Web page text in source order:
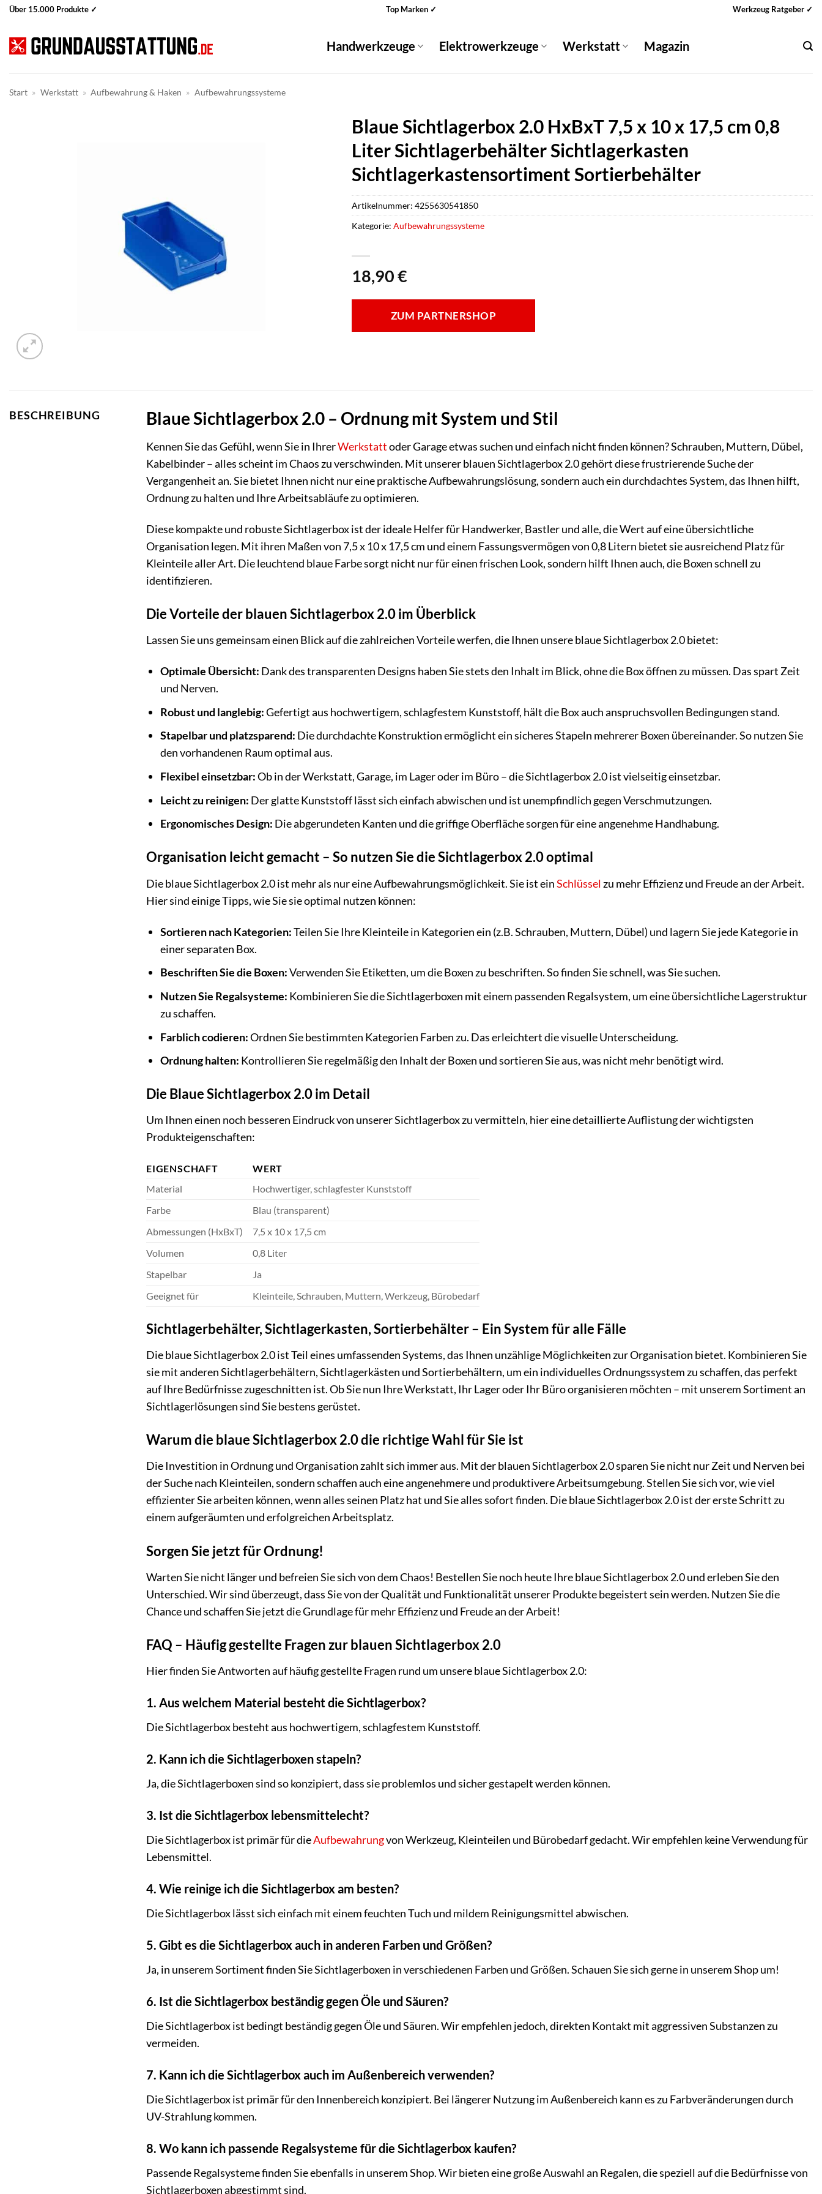
Zum
springen
Über 15.000 Produkte ✓ Top Marken ✓ Werkzeug Ratgeber ✓
Handwerkzeuge Elektrowerkzeuge Werkstatt Magazin
Start » Werkstatt » Aufbewahrung & Haken » Aufbewahrungssysteme
Blaue Sichtlagerbox 2.0 HxBxT 7,5 x 10 x 17,5 cm 0,8
Liter Sichtlagerbehälter Sichtlagerkasten
Sichtlagerkastensortiment Sortierbehälter
18,90€
ZUM PARTNERSHOP
Artikelnummer: 4255630541850
Kategorie: Aufbewahrungssysteme
BESCHREIBUNG Blaue Sichtlagerbox 2.0 – Ordnung mit System und Stil
Kennen Sie das Gefühl, wenn Sie in IhrerWerkstattoder Garage etwas suchen und einfach nicht finden können? Schrauben, Muttern, Dübel,
Kabelbinder – alles scheint im Chaos zu verschwinden. Mit unserer blauen Sichtlagerbox 2.0 gehört diese frustrierende Suche der
Vergangenheit an. Sie bietet Ihnen nicht nur eine praktische Aufbewahrungslösung, sondern auch ein durchdachtes System, das Ihnen hilft,
Ordnung zu halten und Ihre Arbeitsabläufe zu optimieren.
Diese kompakte und robuste Sichtlagerbox ist der ideale Helfer für Handwerker, Bastler und alle, die Wert auf eine übersichtliche
Organisation legen. Mit ihren Maßen von 7,5 x 10 x 17,5 cm und einem Fassungsvermögen von 0,8 Litern bietet sie ausreichend Platz für
Kleinteile aller Art. Die leuchtend blaue Farbe sorgt nicht nur für einen frischen Look, sondern hilft Ihnen auch, die Boxen schnell zu
identifizieren.
Die Vorteile der blauen Sichtlagerbox 2.0 im Überblick
Lassen Sie uns gemeinsam einen Blick auf die zahlreichen Vorteile werfen, die Ihnen unsere blaue Sichtlagerbox 2.0 bietet:
Optimale Übersicht: Dank des transparenten Designs haben Sie stets den Inhalt im Blick, ohne die Box öffnen zu müssen. Das spart Zeit
und Nerven.
Robust und langlebig:Gefertigt aus hochwertigem, schlagfestem Kunststoff, hält die Box auch anspruchsvollen Bedingungen stand.
Stapelbar und platzsparend: Die durchdachte Konstruktion ermöglicht ein sicheres Stapeln mehrerer Boxen übereinander. So nutzen Sie
den vorhandenen Raum optimal aus.
Flexibel einsetzbar:Ob in der Werkstatt, Garage, im Lager oder im Büro – die Sichtlagerbox 2.0 ist vielseitig einsetzbar.
Leicht zu reinigen: Der glatte Kunststoff lässt sich einfach abwischen und ist unempfindlich gegen Verschmutzungen.
Ergonomisches Design: Die abgerundeten Kanten und die griffige Oberfläche sorgen für eine angenehme Handhabung.
Organisation leicht gemacht – So nutzen Sie die Sichtlagerbox 2.0 optimal
Die blaue Sichtlagerbox 2.0 ist mehr als nur eine Aufbewahrungsmöglichkeit. Sie ist einSchlüsselzu mehr Effizienz und Freude an der Arbeit.
Hier sind einige Tipps, wie Sie sie optimal nutzen können:
Sortieren nach Kategorien:Teilen Sie Ihre Kleinteile in Kategorien ein (z.B. Schrauben, Muttern, Dübel) und lagern Sie jede Kategorie in
einer separaten Box.
Beschriften Sie die Boxen:Verwenden Sie Etiketten, um die Boxen zu beschriften. So finden Sie schnell, was Sie suchen.
Nutzen Sie Regalsysteme: Kombinieren Sie die Sichtlagerboxen mit einem passenden Regalsystem, um eine übersichtliche Lagerstruktur
zu schaffen.
Farblich codieren:Ordnen Sie bestimmten Kategorien Farben zu. Das erleichtert die visuelle Unterscheidung.
Ordnung halten: Kontrollieren Sie regelmäßig den Inhalt der Boxen und sortieren Sie aus, was nicht mehr benötigt wird.
Die Blaue Sichtlagerbox 2.0 im Detail
Um Ihnen einen noch besseren Eindruck von unserer Sichtlagerbox zu vermitteln, hier eine detaillierte Auflistung der wichtigsten
Produkteigenschaften:
EIGENSCHAFT
WERT
Material
Hochwertiger, schlagfester Kunststoff
Farbe
Blau (transparent)
Abmessungen (HxBxT)
7,5 x 10 x 17,5 cm
Volumen
0,8 Liter
Stapelbar
Ja
Geeignet für
Kleinteile, Schrauben, Muttern, Werkzeug, Bürobedarf
Sichtlagerbehälter, Sichtlagerkasten, Sortierbehälter – Ein System für alle Fälle
Die blaue Sichtlagerbox 2.0 ist Teil eines umfassenden Systems, das Ihnen unzählige Möglichkeiten zur Organisation bietet. Kombinieren Sie
sie mit anderen Sichtlagerbehältern, Sichtlagerkästen und Sortierbehältern, um ein individuelles Ordnungssystem zu schaffen, das perfekt
auf Ihre Bedürfnisse zugeschnitten ist. Ob Sie nun Ihre Werkstatt, Ihr Lager oder Ihr Büro organisieren möchten – mit unserem Sortiment an
Sichtlagerlösungen sind Sie bestens gerüstet.
Warum die blaue Sichtlagerbox 2.0 die richtige Wahl für Sie ist
Die Investition in Ordnung und Organisation zahlt sich immer aus. Mit der blauen Sichtlagerbox 2.0 sparen Sie nicht nur Zeit und Nerven bei
der Suche nach Kleinteilen, sondern schaffen auch eine angenehmere und produktivere Arbeitsumgebung. Stellen Sie sich vor, wie viel
effizienter Sie arbeiten können, wenn alles seinen Platz hat und Sie alles sofort finden. Die blaue Sichtlagerbox 2.0 ist der erste Schritt zu
einem aufgeräumten und erfolgreichen Arbeitsplatz.
Sorgen Sie jetzt für Ordnung!
Warten Sie nicht länger und befreien Sie sich von dem Chaos! Bestellen Sie noch heute Ihre blaue Sichtlagerbox 2.0 und erleben Sie den
Unterschied. Wir sind überzeugt, dass Sie von der Qualität und Funktionalität unserer Produkte begeistert sein werden. Nutzen Sie die
Chance und schaffen Sie jetzt die Grundlage für mehr Effizienz und Freude an der Arbeit!
FAQ – Häufig gestellte Fragen zur blauen Sichtlagerbox 2.0
Hier finden Sie Antworten auf häufig gestellte Fragen rund um unsere blaue Sichtlagerbox 2.0:
1. Aus welchem Material besteht die Sichtlagerbox?
Die Sichtlagerbox besteht aus hochwertigem, schlagfestem Kunststoff.
2. Kann ich die Sichtlagerboxen stapeln?
Ja, die Sichtlagerboxen sind so konzipiert, dass sie problemlos und sicher gestapelt werden können.
3. Ist die Sichtlagerbox lebensmittelecht?
Die Sichtlagerbox ist primär für dieAufbewahrungvon Werkzeug, Kleinteilen und Bürobedarf gedacht. Wir empfehlen keine Verwendung für
Lebensmittel.
4. Wie reinige ich die Sichtlagerbox am besten?
Die Sichtlagerbox lässt sich einfach mit einem feuchten Tuch und mildem Reinigungsmittel abwischen.
5. Gibt es die Sichtlagerbox auch in anderen Farben und Größen?
Ja, in unserem Sortiment finden Sie Sichtlagerboxen in verschiedenen Farben und Größen. Schauen Sie sich gerne in unserem Shop um!
6. Ist die Sichtlagerbox beständig gegen Öle und Säuren?
Die Sichtlagerbox ist bedingt beständig gegen Öle und Säuren. Wir empfehlen jedoch, direkten Kontakt mit aggressiven Substanzen zu
vermeiden.
7. Kann ich die Sichtlagerbox auch im Außenbereich verwenden?
Die Sichtlagerbox ist primär für den Innenbereich konzipiert. Bei längerer Nutzung im Außenbereich kann es zu Farbveränderungen durch
UV-Strahlung kommen.
8. Wo kann ich passende Regalsysteme für die Sichtlagerbox kaufen?
Passende Regalsysteme finden Sie ebenfalls in unserem Shop. Wir bieten eine große Auswahl an Regalen, die speziell auf die Bedürfnisse von
Sichtlagerboxen abgestimmt sind.